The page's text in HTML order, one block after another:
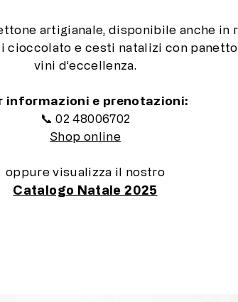
artigianale, disponibile anche in
cioccolato e cesti natalizi con
vini d’eccellenza.
informazioni e prenotazioni:
📞 02 48006702
Shop online
oppure visualizza il nostro
Catalogo Natale 2025